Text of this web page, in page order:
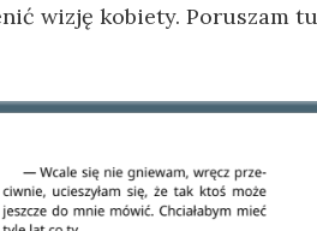
wizję kobiety. Poruszam tu